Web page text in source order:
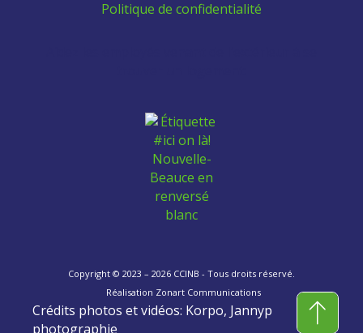
Politique de confidentialité
Copyright © 2023 – 2026 CCINB - Tous droits réservé.
Réalisation Zonart Communications
Crédits photos et vidéos: Korpo, Jannyp
photographie